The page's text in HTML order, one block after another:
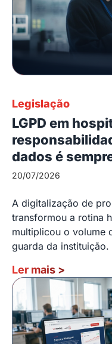
Legislação
LGPD em
dados é
20/07/2026
A digitalização de
transformou a rotina
multiplicou o volume
guarda da instituição.
Ler mais >